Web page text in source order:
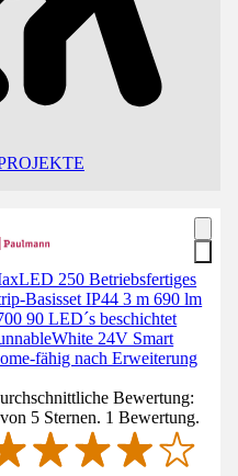
250 Betriebsfertiges
Basisset IP44 3 m 690 lm
90 LED´s beschichtet
24V Smart
fähig nach Erweiterung
Bewertung:
5 Sternen. 1 Bewertung.